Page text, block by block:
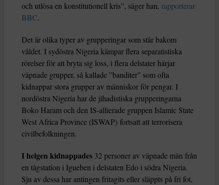
och utlösa en konstitutionell kris”, säger han, rapporterar
BBC.
Det är olika typer av grupperingar som står bakom
våldet. I sydöstra Nigeria kämpar flera separatistiska
rörelser för att bryta sig loss, i flera delstater härjar
väpnade grupper, så kallade ”banditer” som ofta
kidnappar stora grupper av människor för pengar. I
nordöstra Nigeria har de jihadistiska grupperingarna
Boko Haram och den IS-allierade gruppen Islamic State
West Africa Province (ISWAP) fortsatt att terrorisera
civilbefolkningen.
I helgen kidnappades 32 personer av väpnade män från
en tågstation i Igueben i delstaten Edo i södra Nigeria.
Sju av dessa har antingen fritagits eller släppts på fri fot,